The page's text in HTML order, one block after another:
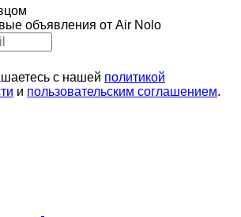
объявления от Air Nolo
с нашей политикой
и пользовательским соглашением.